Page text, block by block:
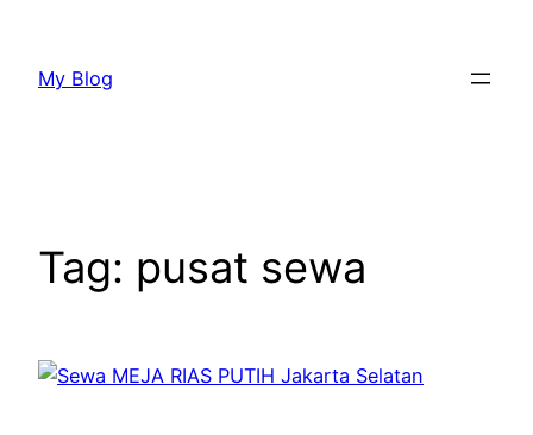
konten
My Blog
Tag: pusat sewa